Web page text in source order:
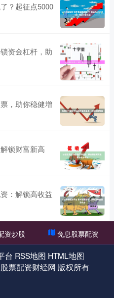
？起征点5000
资金杠杆，助
，助你稳健增
锁财富新高
：解锁高收益
资炒股 免息股票配资
台 RSS地图 HTML地图
股票配资财经网 版权所有